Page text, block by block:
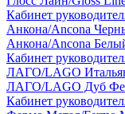
Кабинет
Анкона/Ancona
Анкона/Ancona
Кабинет
ЛАГО/LAGO
ЛАГО/LAGO Дуб
Кабинет